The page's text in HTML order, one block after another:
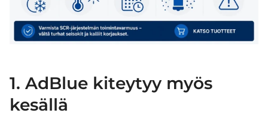
1. AdBlue kiteytyy myös
kesällä